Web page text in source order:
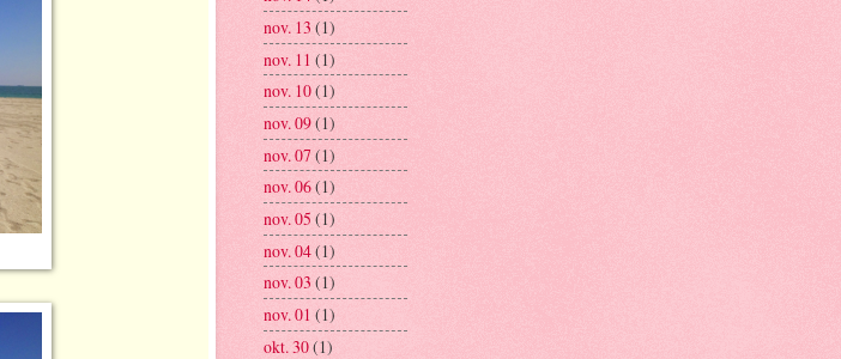
nov. 13 (1)
nov. 11 (1)
nov. 10(1)
nov. 09(1)
nov. 07(1)
nov. 06(1)
nov. 05 (1)
nov. 04(1)
nov. 03 (1)
nov. 01 (1)
okt. 30(1)